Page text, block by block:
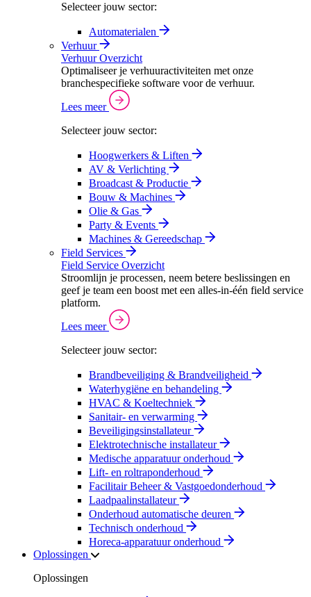
Selecteer jouw sector:
Automaterialen
Verhuur
Verhuur Overzicht
Optimaliseer je verhuuractiviteiten met onze
branchespecifieke software voor de verhuur.
Lees meer
Selecteer jouw sector:
Hoogwerkers & Liften
AV & Verlichting
Broadcast & Productie
Bouw & Machines
Olie & Gas
Party & Events
Machines & Gereedschap
Field Services
Field Service Overzicht
Stroomlijn je processen, neem betere beslissingen en
geef je team een boost met een alles-in-één field service
platform.
Lees meer
Selecteer jouw sector:
Brandbeveiliging & Brandveiligheid
Waterhygiëne en behandeling
HVAC & Koeltechniek
Sanitair- en verwarming
Beveiligingsinstallateur
Elektrotechnische installateur
Medische apparatuur onderhoud
Lift- en roltraponderhoud
Facilitair Beheer & Vastgoedonderhoud
Laadpaalinstallateur
Onderhoud automatische deuren
Technisch onderhoud
Horeca-apparatuur onderhoud
Oplossingen
Oplossingen